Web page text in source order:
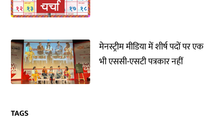
मेनस्ट्रीम मीडिया में शीर्ष पदों पर एक
भी एससी-एसटी पत्रकार नहीं
TAGS